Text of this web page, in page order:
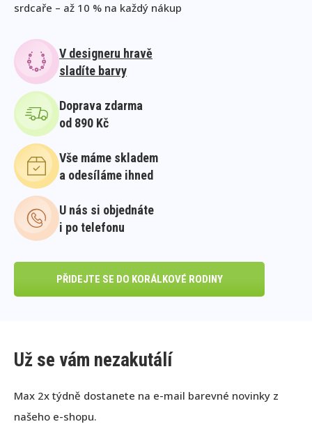
srdcaře – až 10 % na každý nákup
V designeru hravě
sladíte barvy
Doprava zdarma
od 890 Kč
Vše máme skladem
a odesíláme ihned
U nás si objednáte
i po telefonu
PŘIDEJTE SE DO KORÁLKOVÉ RODINY
Už se vám nezakutálí
Max 2x týdně dostanete na e-mail barevné novinky z
našeho e-shopu.